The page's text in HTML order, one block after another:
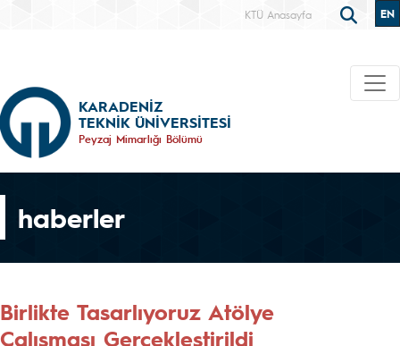
KTÜ Anasayfa EN
KARADENİZ
TEKNİK ÜNİVERSİTESİ
Peyzaj Mimarlığı Bölümü
haberler
Birlikte Tasarlıyoruz Atölye
Çalışması Gerçekleştirildi